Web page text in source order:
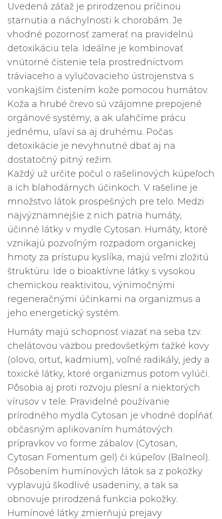
Uvedená záťaž je prirodzenou príčinou
starnutia a náchylnosti k chorobám. Je
vhodné pozornosť zamerať na pravidelnú
detoxikáciu tela. Ideálne je kombinovať
vnútorné čistenie tela prostredníctvom
tráviaceho a vylučovacieho ústrojenstva s
vonkajším čistením kože pomocou humátov.
Koža a hrubé črevo sú vzájomne prepojené
orgánové systémy, a ak uľahčíme prácu
jednému, uľaví sa aj druhému. Počas
detoxikácie je nevyhnutné dbať aj na
dostatočný pitný režim.
Každý už určite počul o rašelinových kúpeľoch
a ich blahodárnych účinkoch. V rašeline je
množstvo látok prospešných pre telo. Medzi
najvýznamnejšie z nich patria humáty,
účinné látky v mydle Cytosan. Humáty, ktoré
vznikajú pozvoľným rozpadom organickej
hmoty za prístupu kyslíka, majú veľmi zložitú
štruktúru. Ide o bioaktívne látky s vysokou
chemickou reaktivitou, výnimočnými
regeneračnými účinkami na organizmus a
jeho energetický systém.
Humáty majú schopnosť viazať na seba tzv.
chelátovou väzbou predovšetkým ťažké kovy
(olovo, ortuť, kadmium), voľné radikály, jedy a
toxické látky, ktoré organizmus potom vylúči.
Pôsobia aj proti rozvoju plesní a niektorých
vírusov v tele. Pravidelné používanie
prírodného mydla Cytosan je vhodné dopĺňať
občasným aplikovaním humátových
prípravkov vo forme zábalov (Cytosan,
Cytosan Fomentum gel) či kúpeľov (Balneol).
Pôsobením humínových látok sa z pokožky
vyplavujú škodlivé usadeniny, a tak sa
obnovuje prirodzená funkcia pokožky.
Humínové látky zmierňujú prejavy